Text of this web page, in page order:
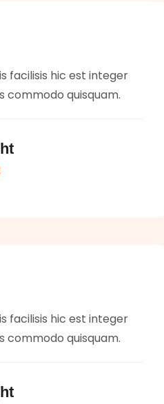
facilisis hic est integer
quisquam.
facilisis hic est integer
quisquam.